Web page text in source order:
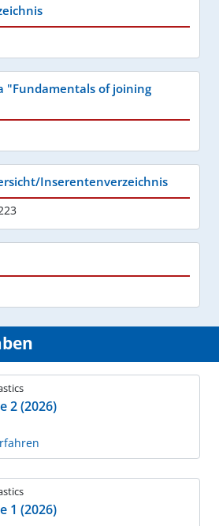
"Fundamentals of joining
Inserentenverzeichnis
2 (2026)
1 (2026)